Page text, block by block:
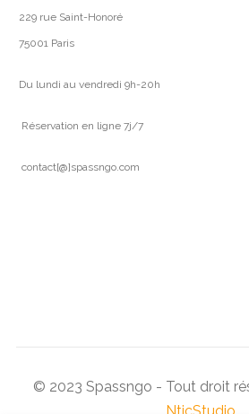
229 rue Saint-Honoré
75001 Paris
Du lundi au vendredi 9h-20h
Réservation en ligne 7j/7
contact[@]spassngo.com
© 2023 Spassngo - Tout droit